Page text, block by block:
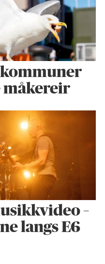
kommuner
måkereir
–
langs E6